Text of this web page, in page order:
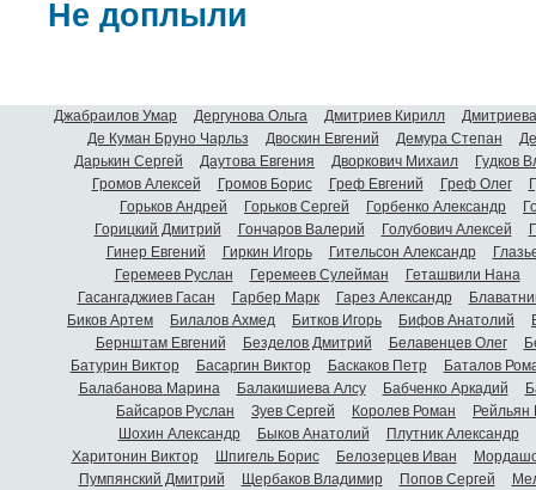
Не доплыли
Джабраилов Умар Дергунова Ольга Дмитриев Кирилл
Де Куман Бруно Чарльз
Двоскин Евгений Демура Степан
Дарькин Сергей
Даутова Евгения Дворкович Михаил
Гудков
Громов Алексей
Громов Борис Греф Евгений Греф Олег
Горьков Андрей
Горьков Сергей Горбенко Александр
Горицкий Дмитрий
Гончаров Валерий Голубович Алексей
Гинер Евгений
Гиркин Игорь Гительсон Александр
Геремеев Руслан
Геремеев Сулейман
Геташвили Нана
Гасангаджиев Гасан
Гарбер Марк Гарез Александр
Биков Артем
Билалов Ахмед Битков Игорь Бифов Анатолий
Бернштам Евгений
Безделов Дмитрий Белавенцев Олег
Батурин Виктор
Басаргин Виктор Баскаков Петр
Баталов
Балабанова Марина
Балакишиева Алсу Бабченко Аркадий
Байсаров Руслан
Зуев Сергей Королев Роман
Шохин Александр
Быков Анатолий Плутник Александр
Харитонин Виктор
Шпигель Борис Белозерцев Иван
Пумпянский Дмитрий
Щербаков Владимир Попов Сергей